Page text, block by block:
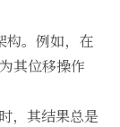
构。例如，在
其位移操作
，其结果总是